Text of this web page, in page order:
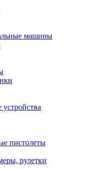
машины
пистолеты
рулетки